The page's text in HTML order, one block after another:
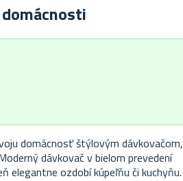
domácnosť štýlovým dávkovačom,
dávkovač v bielom prevedení
ozdobí kúpeľňu či kuchyňu.